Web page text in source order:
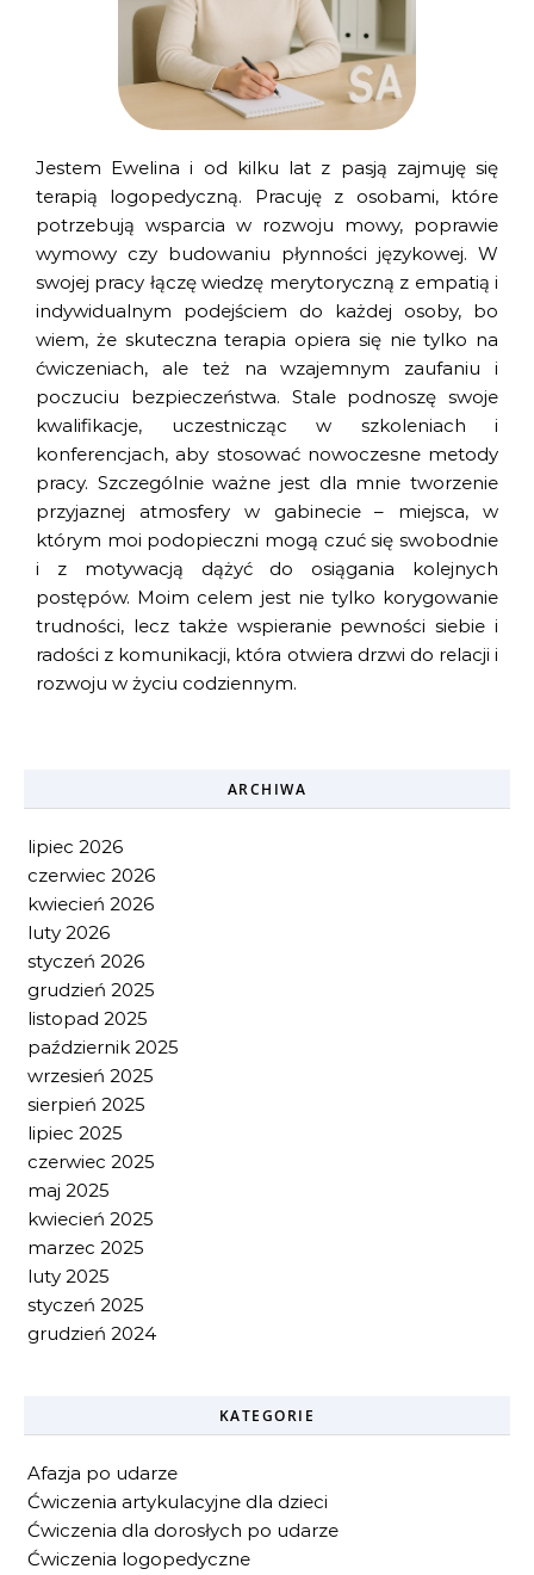
Jestem Ewelina i od kilku lat z pasją zajmuję się
terapią logopedyczną. Pracuję z osobami, które
potrzebują wsparcia w rozwoju mowy, poprawie
wymowy czy budowaniu płynności językowej. W
swojej pracy łączę wiedzę merytoryczną z empatią i
indywidualnym podejściem do każdej osoby, bo
wiem, że skuteczna terapia opiera się nie tylko na
ćwiczeniach, ale też na wzajemnym zaufaniu i
poczuciu bezpieczeństwa. Stale podnoszę swoje
kwalifikacje, uczestnicząc w szkoleniach i
konferencjach, aby stosować nowoczesne metody
pracy. Szczególnie ważne jest dla mnie tworzenie
przyjaznej atmosfery w gabinecie – miejsca, w
którym moi podopieczni mogą czuć się swobodnie
i z motywacją dążyć do osiągania kolejnych
postępów. Moim celem jest nie tylko korygowanie
trudności, lecz także wspieranie pewności siebie i
radości z komunikacji, która otwiera drzwi do relacji i
rozwoju w życiu codziennym.
ARCHIWA
lipiec 2026
czerwiec 2026
kwiecień 2026
luty 2026
styczeń 2026
grudzień 2025
listopad 2025
październik 2025
wrzesień 2025
sierpień 2025
lipiec 2025
czerwiec 2025
maj 2025
kwiecień 2025
marzec 2025
luty 2025
styczeń 2025
grudzień 2024
KATEGORIE
Afazja po udarze
Ćwiczenia artykulacyjne dla dzieci
Ćwiczenia dla dorosłych po udarze
Ćwiczenia logopedyczne